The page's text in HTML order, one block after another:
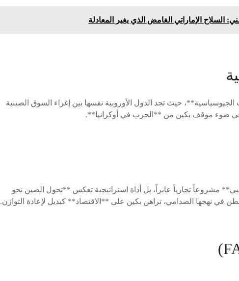
السلاح الإماراتي الغامض الذي يغير المعادلة
حيث تجد الدول الأوروبية نفسها بين إغراء السوق الصينية
في ضوء موقف بكين من **الحرب في أوكرانيا**.
مشروعاً تجارياً عابراً، بل أداة استراتيجية تعكس **تحول الصين نحو
في نهجها الصدامي، تراهن بكين على **الاقتصاد** كبديل لإعادة التوازن.